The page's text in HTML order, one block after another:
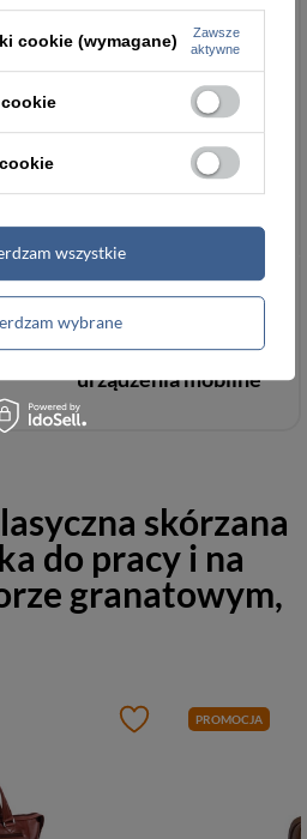
Więcej
Torby z kieszenią na
urządzenia mobilne
skórzana
do pracy i na
granatowym,
PROMOCJA
cookie (wymagane)
Zawsze
aktywne
wybrane
wszystkie